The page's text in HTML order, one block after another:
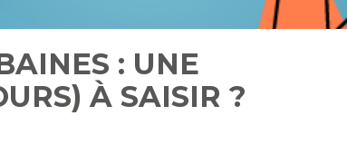
: UNE
À SAISIR ?